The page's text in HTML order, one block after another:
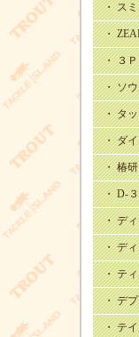
・ ス
・
・ ３
・ ソ
・ タ
・ ダ
・ 椿
・ D-
・ デ
・ デ
・ テ
・ デ
・ テ